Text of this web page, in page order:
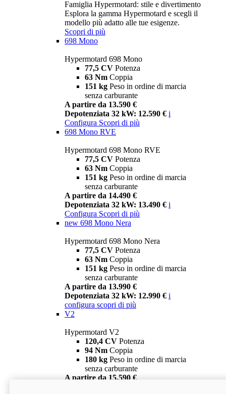
Famiglia Hypermotard: stile e divertimento
Esplora la gamma Hypermotard e scegli il
modello più adatto alle tue esigenze.
Scopri di più
698 Mono
Hypermotard 698 Mono
77,5 CV Potenza
63 Nm Coppia
151 kg Peso in ordine di marcia
senza carburante
A partire da 13.590 €
Depotenziata 32 kW: 12.590 € i
Configura Scopri di più
698 Mono RVE
Hypermotard 698 Mono RVE
77,5 CV Potenza
63 Nm Coppia
151 kg Peso in ordine di marcia
senza carburante
A partire da 14.490 €
Depotenziata 32 kW: 13.490 € i
Configura Scopri di più
new 698 Mono Nera
Hypermotard 698 Mono Nera
77,5 CV Potenza
63 Nm Coppia
151 kg Peso in ordine di marcia
senza carburante
A partire da 13.990 €
Depotenziata 32 kW: 12.990 € i
configura scopri di più
V2
Hypermotard V2
120,4 CV Potenza
94 Nm Coppia
180 kg Peso in ordine di marcia
senza carburante
A partire da 15.590 €